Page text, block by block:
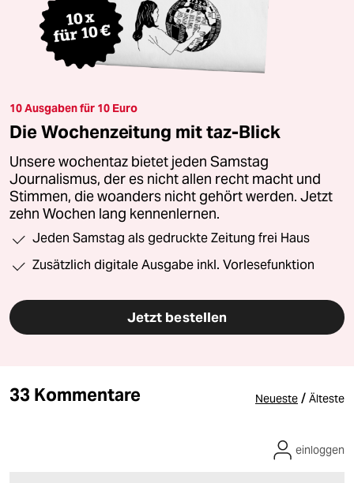
10 Ausgaben für 10 Euro
Die Wochenzeitung mit taz-Blick
Unsere wochentaz bietet jeden Samstag
Journalismus, der es nicht allen recht macht und
Stimmen, die woanders nicht gehört werden. Jetzt
zehn Wochen lang kennenlernen.
Jeden Samstag als gedruckte Zeitung frei Haus
Zusätzlich digitale Ausgabe inkl. Vorlesefunktion
Jetzt bestellen
33 Kommentare Neueste / Älteste
einloggen